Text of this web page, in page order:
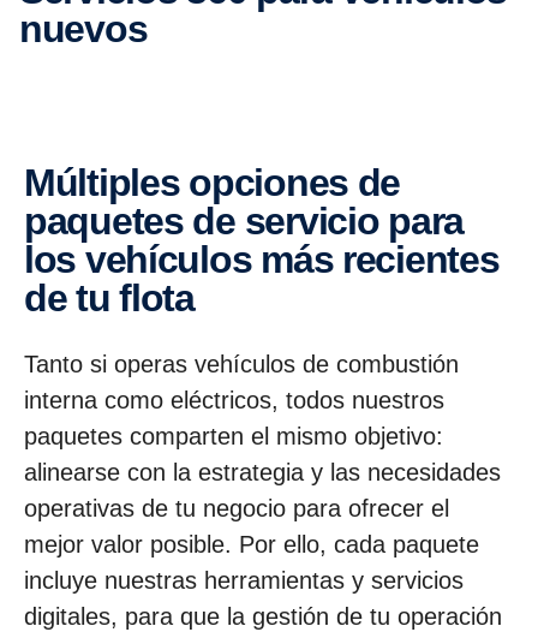
nuevos
Múlti­ples opciones de
paquetes de servicio para
los vehículos más recientes
de tu flota
Tanto si operas vehículos de combustión
interna como eléctricos, todos nuestros
paquetes comparten el mismo objetivo:
alinearse con la estrategia y las necesidades
operativas de tu negocio para ofrecer el
mejor valor posible. Por ello, cada paquete
incluye nuestras herramientas y servicios
digitales, para que la gestión de tu operación